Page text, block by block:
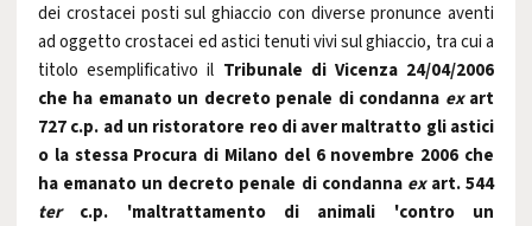
dei crostacei posti sul ghiaccio con diverse pronunce aventi
ad oggetto crostacei ed astici tenuti vivi sul ghiaccio, tra cui a
titolo esemplificativo il Tribunale di Vicenza 24/04/2006
che ha emanato un decreto penale di condanna exart
727 c.p. ad un ristoratore reo di aver maltratto gli astici
o la stessa Procura di Milano del 6 novembre 2006 che
ha emanato un decreto penale di condanna exart. 544
terc.p. 'maltrattamento di animali 'contro un